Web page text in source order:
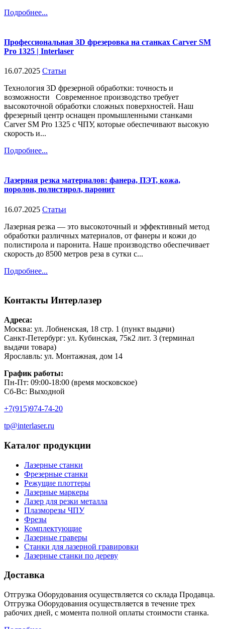
Подробнее...
Профессиональная 3D фрезеровка на станках Carver SM
Pro 1325 | Interlaser
16.07.2025 Статьи
Технология 3D фрезерной обработки: точность и
возможности Современное производство требует
высокоточной обработки сложных поверхностей. Наш
фрезерный центр оснащен промышленными станками
Carver SM Pro 1325 с ЧПУ, которые обеспечивают высокую
скорость и...
Подробнее...
Лазерная резка материалов: фанера, ПЭТ, кожа,
поролон, полистирол, паронит
16.07.2025 Статьи
Лазерная резка — это высокоточный и эффективный метод
обработки различных материалов, от фанеры и кожи до
полистирола и паронита. Наше производство обеспечивает
скорость до 8500 метров реза в сутки с...
Подробнее...
Контакты Интерлазер
Адреса:
Москва: ул. Лобненская, 18 стр. 1 (пункт выдачи)
Санкт-Петербург: ул. Кубинская, 75к2 лит. 3 (терминал
выдачи товара)
Ярославль: ул. Монтажная, дом 14
График работы:
Пн-Пт: 09:00-18:00 (время московское)
Сб-Вс: Выходной
+7(915)974-74-20
tp@interlaser.ru
Каталог продукции
Лазерные станки
Фрезерные станки
Режущие плоттеры
Лазерные маркеры
Лазер для резки металла
Плазморезы ЧПУ
Фрезы
Комплектующие
Лазерные граверы
Станки для лазерной гравировки
Лазерные станки по дереву
Доставка
Отгрузка Оборудования осуществляется со склада Продавца.
Отгрузка Оборудования осуществляется в течение трех
рабочих дней, с момента полной оплаты стоимости станка.